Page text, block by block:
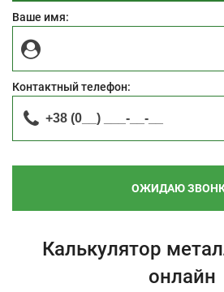
Ваше имя:
Контактный телефон:
ОЖИДАЮ
Калькулятор
онлайн